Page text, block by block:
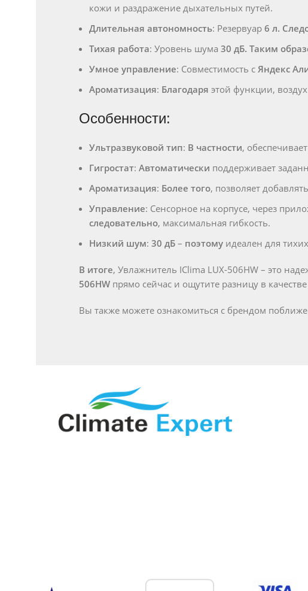
кожи и раздражение дыхательных путей.
Длительная автономность: Резервуар 6 л.
Тихая работа: Уровень шума 30 дБ. Таким
Умное управление: Совместимость с Яндекс
Ароматизация: Благодаря этой функции,
Особенности:
Ультразвуковой тип: В частности,
Гигростат: Автоматически поддерживает
Ароматизация: Более того, позволяет
Управление: Сенсорное на корпусе, через
следовательно, максимальная гибкость.
Низкий шум: 30 дБ – поэтому идеален для
В итоге, Увлажнитель IClima LUX-506HW – это
506HW прямо сейчас и ощутите разницу в
Вы также можете ознакомиться c брендом